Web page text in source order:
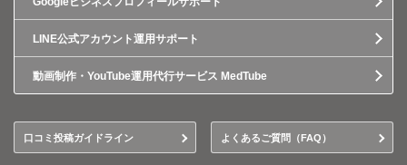
LINE公式アカウント運用サポート
動画制作・YouTube運用代行サービス MedTube
口コミ投稿ガイドライン よくあるご質問（FAQ）